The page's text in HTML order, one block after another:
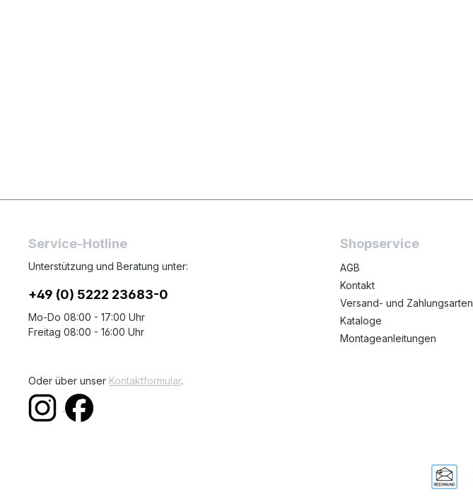
Service-Hotline
Unterstützung und Beratung unter:
+49 (0) 5222 23683-0
Mo-Do 08:00 - 17:00 Uhr
Freitag 08:00 - 16:00 Uhr
Oder über unser Kontaktformular.
Shopservice
AGB
Kontakt
Versand- und Zahlungsarten
Kataloge
Montageanleitungen